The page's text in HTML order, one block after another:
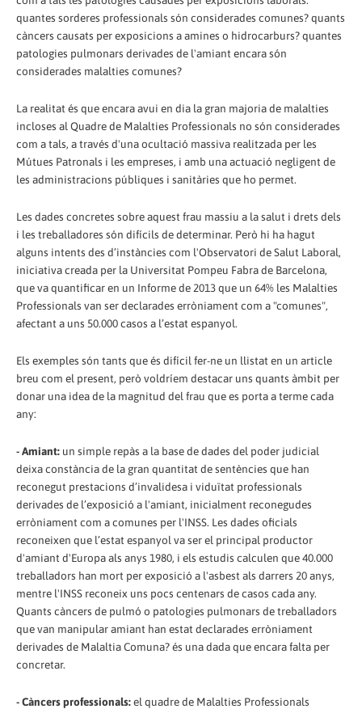
quantes sorderes professionals són considerades comunes? quants
càncers causats per exposicions a amines o hidrocarburs? quantes
patologies pulmonars derivades de l'amiant encara són
considerades malalties comunes?
La realitat és que encara avui en dia la gran majoria de malalties
incloses al Quadre de Malalties Professionals no són considerades
com a tals, a través d'una ocultació massiva realitzada per les
Mútues Patronals i les empreses, i amb una actuació negligent de
les administracions públiques i sanitàries que ho permet.
Les dades concretes sobre aquest frau massiu a la salut i drets dels
i les treballadores són difícils de determinar. Però hi ha hagut
alguns intents des d’instàncies com l'Observatori de Salut Laboral,
iniciativa creada per la Universitat Pompeu Fabra de Barcelona,
que va quantificar en un Informe de 2013 que un 64% les Malalties
Professionals van ser declarades erròniament com a "comunes",
afectant a uns 50.000 casos a l’estat espanyol.
Els exemples són tants que és difícil fer-ne un llistat en un article
breu com el present, però voldríem destacar uns quants àmbit per
donar una idea de la magnitud del frau que es porta a terme cada
any:
- Amiant: un simple repàs a la base de dades del poder judicial
deixa constància de la gran quantitat de sentències que han
reconegut prestacions d’invalidesa i viduïtat professionals
derivades de l’exposició a l'amiant, inicialment reconegudes
erròniament com a comunes per l'INSS. Les dades oficials
reconeixen que l’estat espanyol va ser el principal productor
d'amiant d'Europa als anys 1980, i els estudis calculen que 40.000
treballadors han mort per exposició a l'asbest als darrers 20 anys,
mentre l'INSS reconeix uns pocs centenars de casos cada any.
Quants càncers de pulmó o patologies pulmonars de treballadors
que van manipular amiant han estat declarades erròniament
derivades de Malaltia Comuna? és una dada que encara falta per
concretar.
- Càncers professionals:el quadre de Malalties Professionals